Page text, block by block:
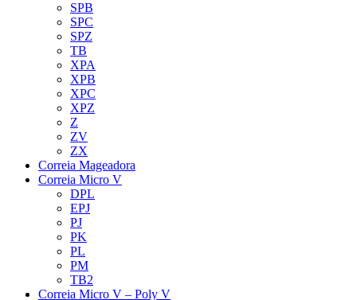
SPB
SPC
SPZ
TB
XPA
XPB
XPC
XPZ
Z
ZV
ZX
Correia Mageadora
Correia Micro V
DPL
EPJ
PJ
PK
PL
PM
TB2
Correia Micro V – Poly V